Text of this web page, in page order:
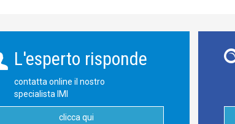
L'esperto risponde
contatta online il nostro
specialista IMI
clicca qui